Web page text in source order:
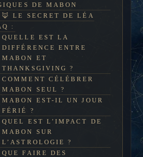
DE MABON
🦊 LE SECRET DE LÉA
:
QUELLE EST LA
DIFFÉRENCE ENTRE
MABON ET
THANKSGIVING ?
COMMENT CÉLÉBRER
MABON SEUL ?
MABON EST-IL UN JOUR
FÉRIÉ ?
QUEL EST L’IMPACT DE
MABON SUR
L’ASTROLOGIE ?
QUE FAIRE DES